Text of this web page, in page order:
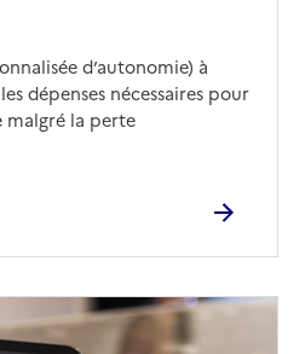
d’autonomie) à
dépenses nécessaires pour
malgré la perte